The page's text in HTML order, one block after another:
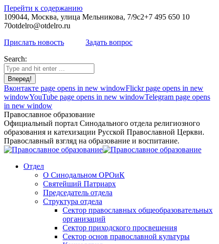
Перейти к содержанию
109044, Москва, улица Мельникова, 7/9с2+7 495 650 10
70otdelro@otdelro.ru
Прислать новость
Задать вопрос
Search:
Вконтакте page opens in new windowFlickr page opens in new
windowYouTube page opens in new windowTelegram page opens
in new window
Православное образование
Официальный портал Синодального отдела религиозного
образования и катехизации Русской Православной Церкви.
Православный взгляд на образование и воспитание.
Отдел
О Синодальном ОРОиК
Святейший Патриарх
Председатель отдела
Структура отдела
Сектор православных общеобразовательных
организаций
Сектор приходского просвещения
Сектор основ православной культуры